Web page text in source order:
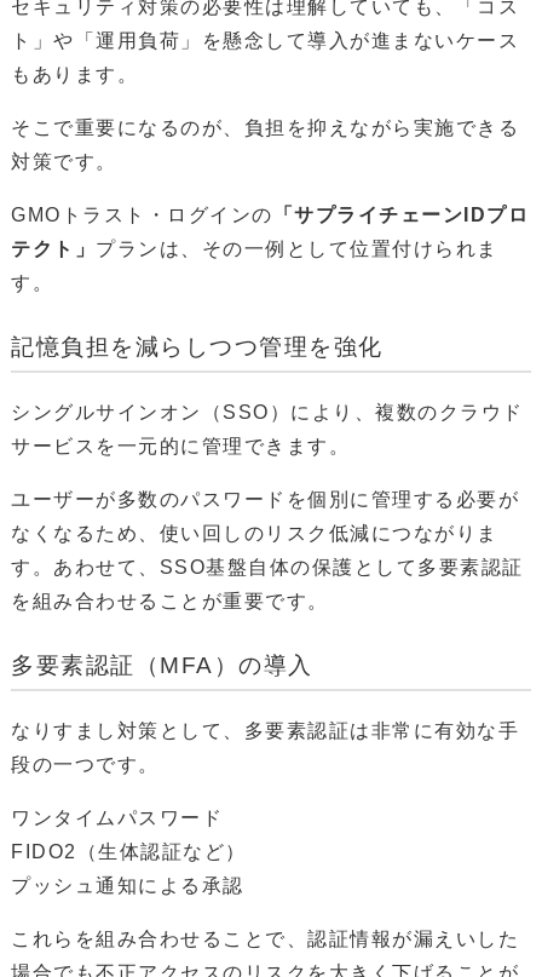
セキュリティ対策の必要性は理解していても、「コス
ト」や「運用負荷」を懸念して導入が進まないケース
もあります。
そこで重要になるのが、負担を抑えながら実施できる
対策です。
GMOトラスト・ログインの 「サプライチェーンIDプロ
テクト」 プランは、その一例として位置付けられま
す。
記憶負担を減らしつつ管理を強化
シングルサインオン（SSO）により、複数のクラウド
サービスを一元的に管理できます。
ユーザーが多数のパスワードを個別に管理する必要が
なくなるため、使い回しのリスク低減につながりま
す。あわせて、SSO基盤自体の保護として多要素認証
を組み合わせることが重要です。
多要素認証（MFA）の導入
なりすまし対策として、多要素認証は非常に有効な手
段の一つです。
ワンタイムパスワード
FIDO2（生体認証など）
プッシュ通知による承認
これらを組み合わせることで、認証情報が漏えいした
場合でも不正アクセスのリスクを大きく下げることが